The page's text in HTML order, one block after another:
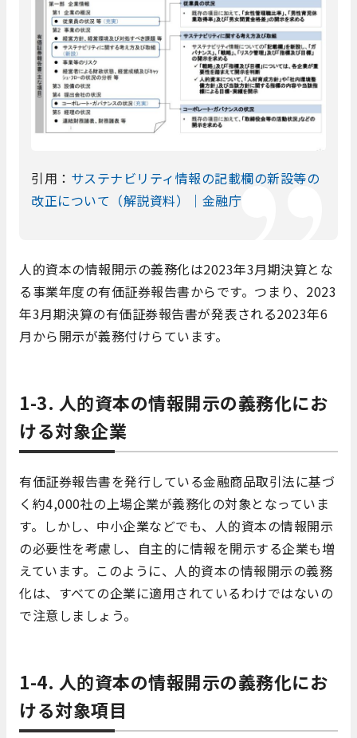
引用： サステナビリティ情報の記載欄の新設等の
改正について（解説資料）｜金融庁
人的資本の情報開示の義務化は2023年3月期決算とな
る事業年度の有価証券報告書からです。つまり、2023
年3月期決算の有価証券報告書が発表される2023年6
月から開示が義務付けらています。
1-3. 人的資本の情報開示の義務化にお
ける対象企業
有価証券報告書を発行している金融商品取引法に基づ
く約4,000社の上場企業が義務化の対象となっていま
す。しかし、中小企業などでも、人的資本の情報開示
の必要性を考慮し、自主的に情報を開示する企業も増
えています。このように、人的資本の情報開示の義務
化は、すべての企業に適用されているわけではないの
で注意しましょう。
1-4. 人的資本の情報開示の義務化にお
ける対象項目